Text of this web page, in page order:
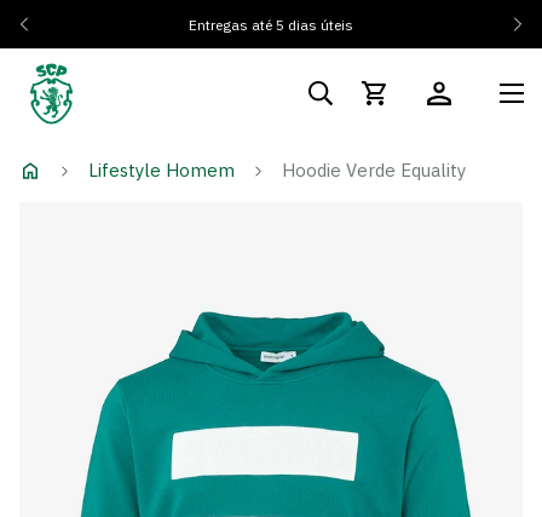
Entregas até 5 dias úteis
Lifestyle Homem Hoodie Verde Equality